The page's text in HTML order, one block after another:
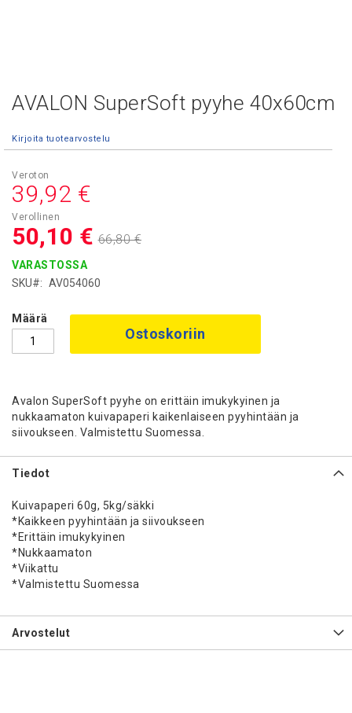
AVALON SuperSoft pyyhe 40x60cm
Kirjoita tuotearvostelu
Asiakashinta
50,10 €
39,92 €
66,80 €
VARASTOSSA
SKU
AV054060
Määrä
Ostoskoriin
Avalon SuperSoft pyyhe on erittäin imukykyinen ja
nukkaamaton kuivapaperi kaikenlaiseen pyyhintään ja
siivoukseen. Valmistettu Suomessa.
Skip
beginning
the
images
gallery
Tiedot
Kuivapaperi 60g, 5kg/säkki
*Kaikkeen pyyhintään ja siivoukseen
*Erittäin imukykyinen
*Nukkaamaton
*Viikattu
*Valmistettu Suomessa
Arvostelut